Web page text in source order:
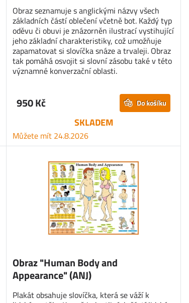
Obraz seznamuje s anglickými názvy všech
základních částí oblečení včetně bot. Každý typ
oděvu či obuvi je znázorněn ilustrací vystihující
jeho základní charakteristiky, což umožňuje
zapamatovat si slovíčka snáze a trvaleji. Obraz
tak pomáhá osvojit si slovní zásobu také v této
významné konverzační oblasti.
950 Kč Do košíku
SKLADEM
Můžete mít 24.8.2026
Obraz "Human Body and
Appearance" (ANJ)
Plakát obsahuje slovíčka, která se váží k